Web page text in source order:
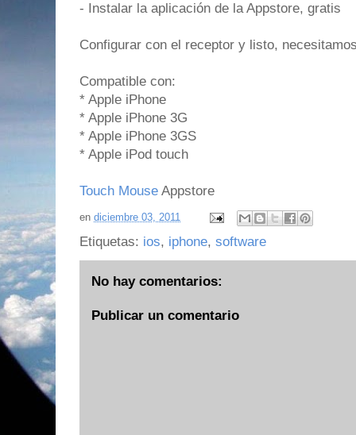
- Instalar la aplicación de la Appstore, gratis
Configurar con el receptor y listo,
Compatible con:
* Apple iPhone
* Apple iPhone 3G
* Apple iPhone 3GS
* Apple iPod touch
Touch Mouse Appstore
en diciembre 03, 2011
Etiquetas: ios, iphone, software
No hay comentarios:
Publicar un comentario